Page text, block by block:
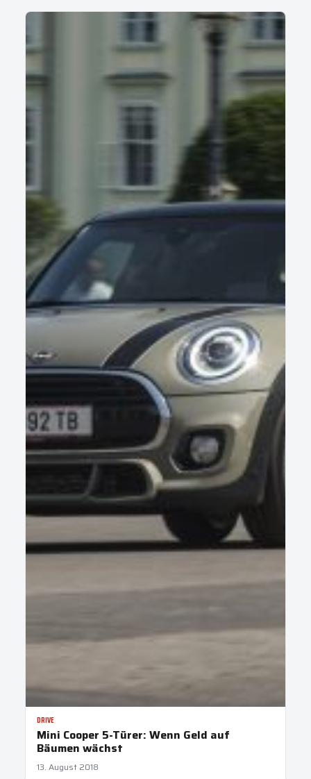
DRIVE
Mini Cooper 5-Türer: Wenn Geld auf
Bäumen wächst
13. August 2018